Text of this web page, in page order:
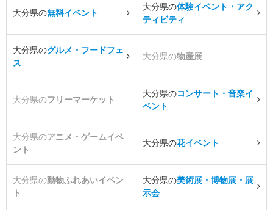
大分県の無料イベント
大分県の体験イベント・アク
ティビティ
大分県のグルメ・フードフェ
ス
大分県の物産展
大分県のフリーマーケット
大分県のコンサート・音楽イ
ベント
大分県のアニメ・ゲームイベ
ント
大分県の花イベント
大分県の動物ふれあいイベン
ト
大分県の美術展・博物展・展
示会